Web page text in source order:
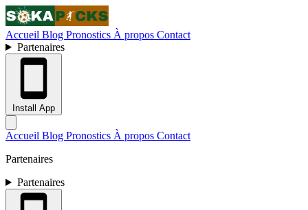
Accueil Blog Pronostics À propos Contact
Partenaires
Install App
Accueil Blog Pronostics À propos Contact
Partenaires
Partenaires